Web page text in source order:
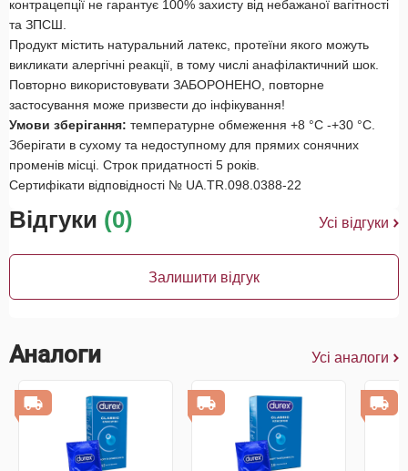
контрацепції не гарантує 100% захисту від небажаної вагітності
та ЗПСШ.
Продукт містить натуральний латекс, протеїни якого можуть
викликати алергічні реакції, в тому числі анафілактичний шок.
Повторно використовувати ЗАБОРОНЕНО, повторне
застосування може призвести до інфікування!
Умови зберігання: температурне обмеження +8 °С -+30 °С.
Зберігати в сухому та недоступному для прямих сонячних
променів місці. Строк придатності 5 років.
Сертифікати відповідності № UA.TR.098.0388-22
Відгуки (0) Усі відгуки
Залишити відгук
Аналоги Усі аналоги